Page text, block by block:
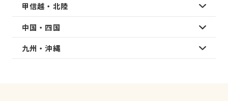
甲信越・北陸
中国・四国
九州・沖縄